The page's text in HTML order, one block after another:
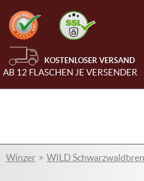
KOSTENLOSER VERSAND
AB 12 FLASCHEN JE VERSENDER
Winzer WILD